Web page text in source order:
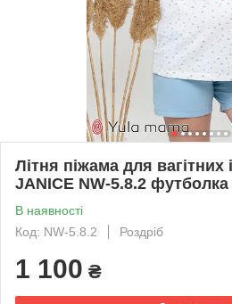
Літня піжама для
JANICE NW-5.8.2
В наявності
Код: NW-5.8.2
Роздріб
1 100 ₴